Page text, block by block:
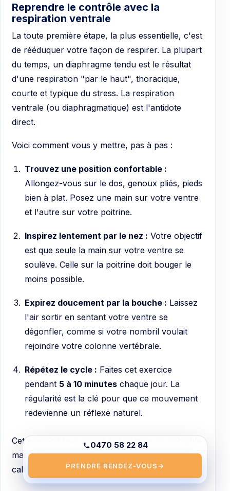
Reprendre le contrôle avec la
respiration ventrale
La toute première étape, la plus essentielle, c'est
de rééduquer votre façon de respirer. La plupart
du temps, un diaphragme tendu est le résultat
d'une respiration "par le haut", thoracique,
courte et typique du stress. La respiration
ventrale (ou diaphragmatique) est l'antidote
direct.
Voici comment vous y mettre, pas à pas :
Trouvez une position confortable :
Allongez-vous sur le dos, genoux pliés, pieds
bien à plat. Posez une main sur votre ventre
et l'autre sur votre poitrine.
Inspirez lentement par le nez : Votre objectif
est que seule la main sur votre ventre se
soulève. Celle sur la poitrine doit bouger le
moins possible.
Expirez doucement par la bouche : Laissez
l'air sortir en sentant votre ventre se
dégonfler, comme si votre nombril voulait
rejoindre votre colonne vertébrale.
Répétez le cycle : Faites cet exercice
pendant 5 à 10 minuteschaque jour. La
régularité est la clé pour que ce mouvement
redevienne un réflexe naturel.
Cet exercice tout simple agit comme un véritable
massage interne. Il détend le muscle, mais il
calme aussi tout votre système nerveux.
0470 58 22 84
PRENDRE RENDEZ-VOUS→